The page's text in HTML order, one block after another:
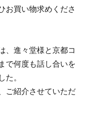
お買い物求めくださ
、進々堂様と京都コ
で何度も話し合いを
た。
ご紹介させていただ